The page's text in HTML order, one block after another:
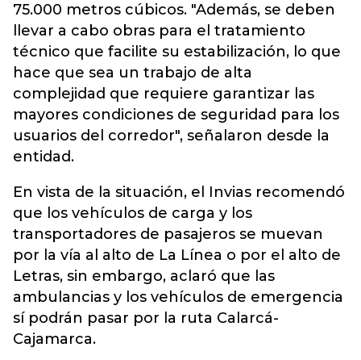
75.000 metros cúbicos. "Además, se deben
llevar a cabo obras para el tratamiento
técnico que facilite su estabilización, lo que
hace que sea un trabajo de alta
complejidad que requiere garantizar las
mayores condiciones de seguridad para los
usuarios del corredor", señalaron desde la
entidad.
En vista de la situación, el Invias recomendó
que los vehículos de carga y los
transportadores de pasajeros se muevan
por la vía al alto de La Línea o por el alto de
Letras, sin embargo, aclaró que las
ambulancias y los vehículos de emergencia
sí podrán pasar por la ruta Calarcá-
Cajamarca.